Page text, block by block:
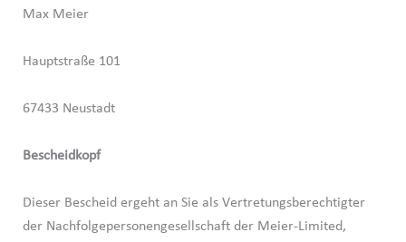
Max Meier
Hauptstraße 101
67433 Neustadt
Bescheidkopf
Dieser Bescheid ergeht an Sie als Vertretungsberechtigter
der Nachfolgepersonengesellschaft der Meier-Limited,